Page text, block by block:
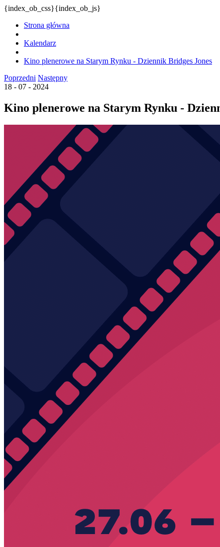
{index_ob_css}{index_ob_js}
Strona główna
Kalendarz
Kino plenerowe na Starym Rynku - Dziennik Bridges Jones
Poprzedni Następny
18 - 07 - 2024
Kino plenerowe na Starym Rynku -